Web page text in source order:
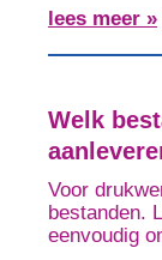
lees meer »
Welk
Voor
bestanden.
eenvoudig